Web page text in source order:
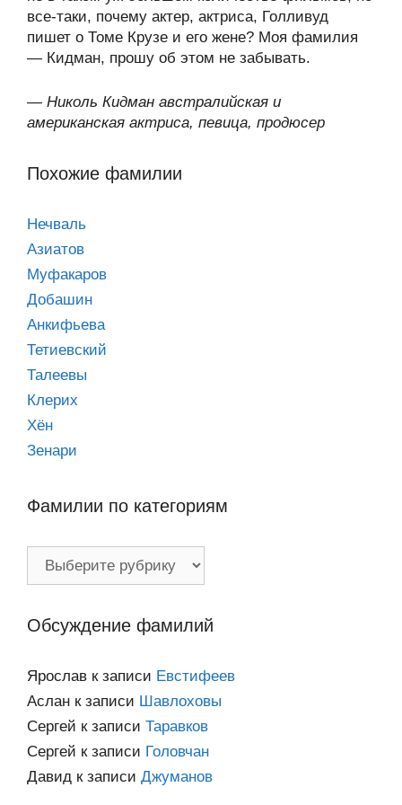
все-таки, почему актер, актриса, Голливуд
пишет о Томе Крузе и его жене? Моя фамилия
— Кидман, прошу об этом не забывать.
— Николь Кидман австралийская и
американская актриса, певица, продюсер
Похожие фамилии
Нечваль
Азиатов
Муфакаров
Добашин
Анкифьева
Тетиевский
Талеевы
Клерих
Хён
Зенари
Фамилии по категориям
Обсуждение фамилий
Ярослав к записи Евстифеев
Аслан к записи Шавлоховы
Сергей к записи Таравков
Сергей к записи Головчан
Давид к записи Джуманов